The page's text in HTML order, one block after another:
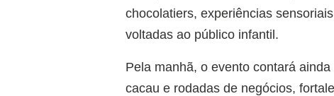
chocolatiers, experiências
voltadas ao público infantil.
Pela manhã, o evento contará
cacau e rodadas de negócios,